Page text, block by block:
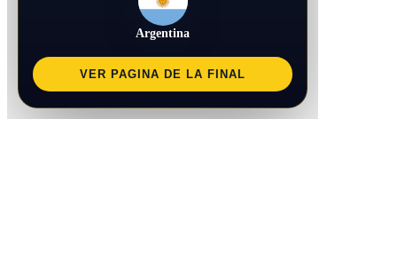
Argentina
VER PAGINA DE LA FINAL